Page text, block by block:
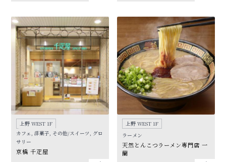
上野 WEST 1F
カフェ, 洋菓子, その他/スイーツ, グロ
サリー
京橋 千疋屋
上野 WEST 1F
ラーメン
天然とんこつラーメン専門店 一
蘭